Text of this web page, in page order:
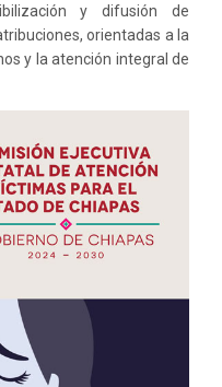
y difusión de
orientadas a la
y la atención integral de